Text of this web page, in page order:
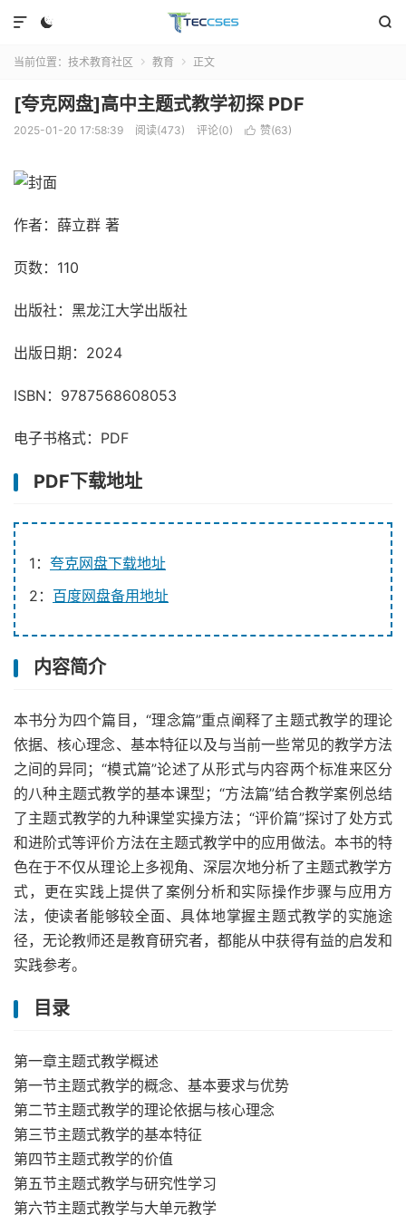
 

当前位置： 技术教育社区  教育  正文
[夸克网盘]高中主题式教学初探 PDF
2025-01-20 17:58:39 阅读(473) 评论(0)  赞(63)
作者：薛立群 著
页数：110
出版社：黑龙江大学出版社
出版日期：2024
ISBN：9787568608053
电子书格式：PDF
PDF下载地址
1： 夸克网盘下载地址
2： 百度网盘备用地址
内容简介
本书分为四个篇目，“理念篇”重点阐释了主题式教学的理论
依据、核心理念、基本特征以及与当前一些常见的教学方法
之间的异同；“模式篇”论述了从形式与内容两个标准来区分
的八种主题式教学的基本课型；“方法篇”结合教学案例总结
了主题式教学的九种课堂实操方法；“评价篇”探讨了处方式
和进阶式等评价方法在主题式教学中的应用做法。本书的特
色在于不仅从理论上多视角、深层次地分析了主题式教学方
式，更在实践上提供了案例分析和实际操作步骤与应用方
法，使读者能够较全面、具体地掌握主题式教学的实施途
径，无论教师还是教育研究者，都能从中获得有益的启发和
实践参考。
目录
第一章主题式教学概述
第一节主题式教学的概念、基本要求与优势
第二节主题式教学的理论依据与核心理念
第三节主题式教学的基本特征
第四节主题式教学的价值
第五节主题式教学与研究性学习
第六节主题式教学与大单元教学